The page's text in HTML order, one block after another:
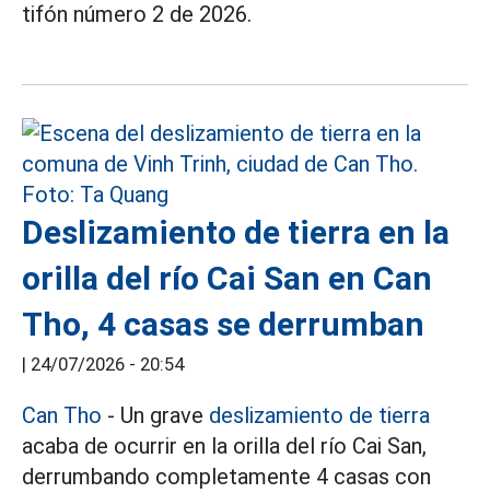
tifón número 2 de 2026.
Deslizamiento de tierra en la
orilla del río Cai San en Can
Tho, 4 casas se derrumban
| 24/07/2026 - 20:54
Can Tho - Un grave deslizamiento de tierra
acaba de ocurrir en la orilla del río Cai San,
derrumbando completamente 4 casas con